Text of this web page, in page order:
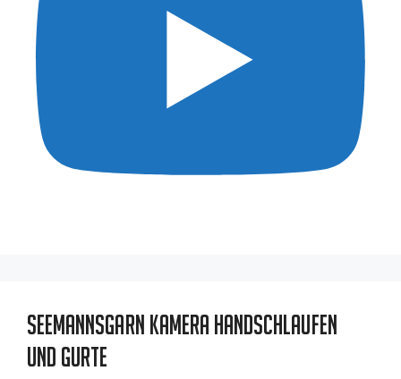
Seemannsgarn Kamera Handschlaufen
und Gurte